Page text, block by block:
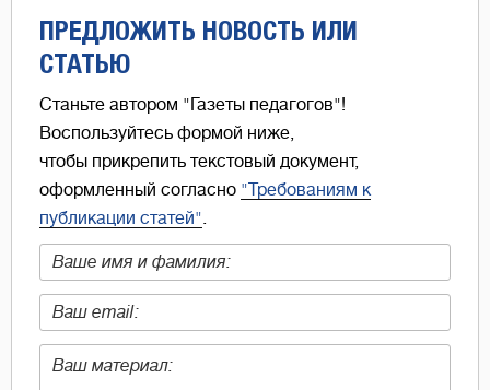
ПРЕДЛОЖИТЬ НОВОСТЬ ИЛИ
СТАТЬЮ
Станьте автором "Газеты педагогов"!
Воспользуйтесь формой ниже,
чтобы прикрепить текстовый документ,
оформленный согласно "Требованиям к
публикации статей".